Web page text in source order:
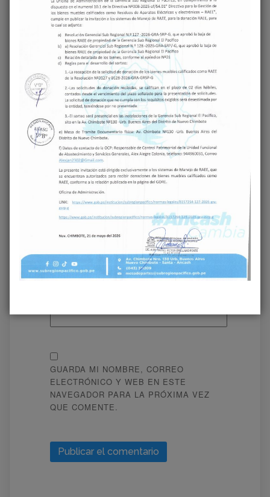
COMENTARIO*
NOMBRE*
CORREO ELECTRÓNICO*
GUARDA MI NOMBRE, CORREO
ELECTRÓNICO Y WEB EN ESTE
NAVEGADOR PARA LA PRÓXIMA VEZ
QUE COMENTE.